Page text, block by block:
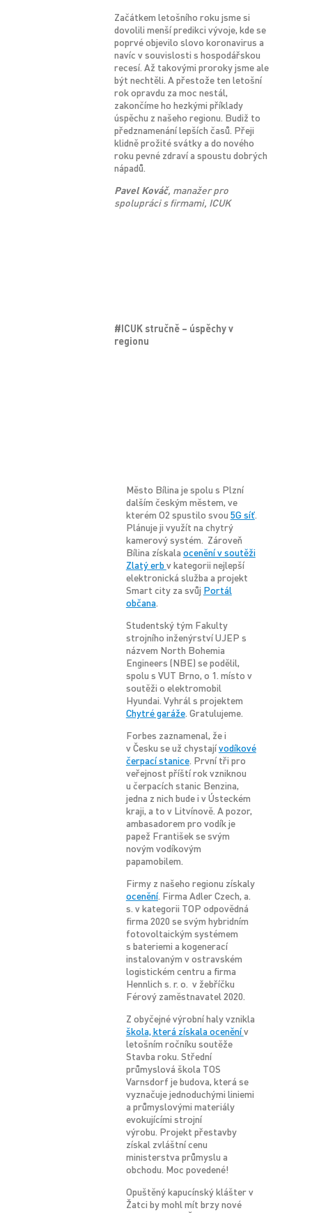
Začátkem letošního roku jsme si
dovolili menší predikci vývoje, kde se
poprvé objevilo slovo koronavirus a
navíc v souvislosti s hospodářskou
recesí. Až takovými proroky jsme ale
být nechtěli. A přestože ten letošní
rok opravdu za moc nestál,
zakončíme ho hezkými příklady
úspěchu z našeho regionu. Budiž to
předznamenání lepších časů. Přeji
klidně prožité svátky a do nového
roku pevné zdraví a spoustu dobrých
nápadů.
Pavel Kováč, manažer pro
spolupráci s firmami, ICUK
#ICUK stručně – úspěchy v
regionu
Město Bílina je spolu s Plzní
dalším českým městem, ve
kterém O2 spustilo svou 5G síť.
Plánuje ji využít na chytrý
kamerový systém. Zároveň
Bílina získala ocenění v soutěži
Zlatý erb v kategorii nejlepší
elektronická služba a projekt
Smart city za svůj Portál
občana.
Studentský tým Fakulty
strojního inženýrství UJEP s
názvem North Bohemia
Engineers (NBE) se podělil,
spolu s VUT Brno, o 1. místo v
soutěži o elektromobil
Hyundai. Vyhrál s projektem
Chytré garáže. Gratulujeme.
Forbes zaznamenal, že i
v Česku se už chystajívodíkové
čerpací stanice. První tři pro
veřejnost příští rok vzniknou
u čerpacích stanic Benzina,
jedna z nich bude i v Ústeckém
kraji, a to v Litvínově. A pozor,
ambasadorem pro vodík je
papež František se svým
novým vodíkovým
papamobilem.
Firmy z našeho regionu získaly
ocenění. Firma Adler Czech, a.
s. v kategorii TOP odpovědná
firma 2020 se svým hybridním
fotovoltaickým systémem
s bateriemi a kogenerací
instalovaným v ostravském
logistickém centru a firma
Hennlich s. r. o. v žebříčku
Férový zaměstnavatel 2020.
Z obyčejné výrobní haly vznikla
škola, která získala oceněnív
letošním ročníku soutěže
Stavba roku. Střední
průmyslová škola TOS
Varnsdorf je budova, která se
vyznačuje jednoduchými liniemi
a průmyslovými materiály
evokujícími strojní
výrobu. Projekt přestavby
získal zvláštní cenu
ministerstva průmyslu a
obchodu. Moc povedené!
Opuštěný kapucínský klášter v
Žatci by mohl mít brzy nové